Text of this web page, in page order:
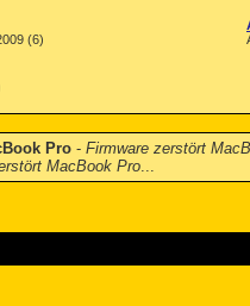
(6)
Pro - Firmware zerstört
MacBook Pro...